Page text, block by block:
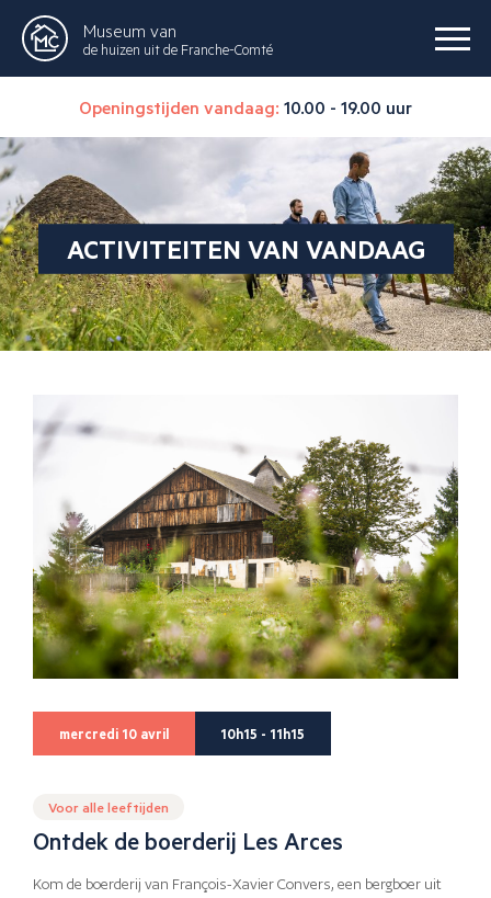
Museum van
de huizen uit de Franche-Comté
Openingstijden vandaag: 10.00 - 19.00 uur
ACTIVITEITEN VAN VANDAAG
mercredi 10 avril 10h15 - 11h15
Voor alle leeftijden
Ontdek de boerderij Les Arces
Kom de boerderij van François-Xavier Convers, een bergboer uit